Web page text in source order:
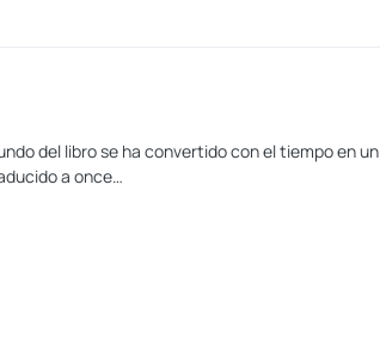
del libro se ha convertido con el tiempo en un
a once…